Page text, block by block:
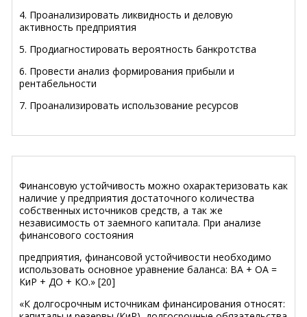
4. Проанализировать ликвидность и деловую
активность предприятия
5. Продиагностировать вероятность банкротства
6. Провести анализ формирования прибыли и
рентабельности
7. Проанализировать использование ресурсов
Финансовую устойчивость можно охарактеризовать как
наличие у предприятия достаточного количества
собственных источников средств, а так же
независимость от заемного капитала. При анализе
финансового состояния
предприятия, финансовой устойчивости необходимо
использовать основное уравнение баланса: ВА + ОА =
КиР + ДО + КО.» [20]
«К долгосрочным источникам финансирования относят: